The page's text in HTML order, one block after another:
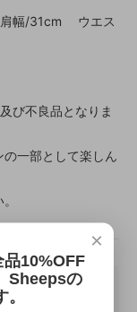
幅/31cm ウエス
び不良品となりま
一部として楽しん
×
10%OFF
Sheepsの